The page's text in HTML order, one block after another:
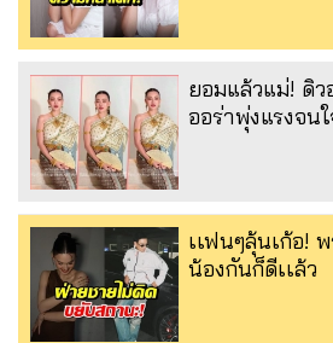
ยอมแล้วแม่! ดิว
ออร่าพุ่งแรงจน
เเฟนๆลุ้นเก้อ!
น้องกันก็ดีเเล้ว